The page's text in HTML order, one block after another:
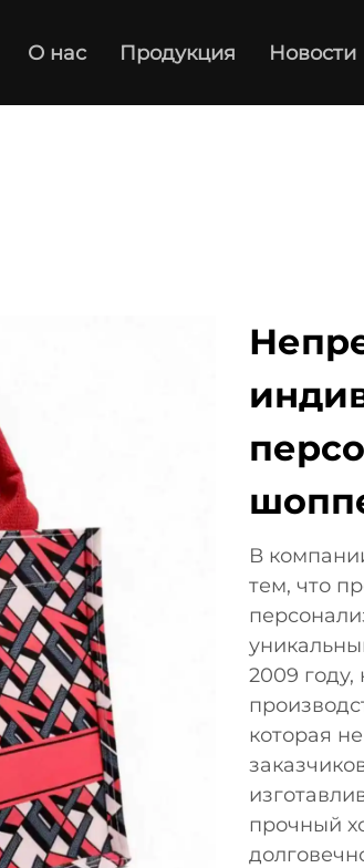
О нас Продукция Новости
В
тем, что
2009
которая
прочный